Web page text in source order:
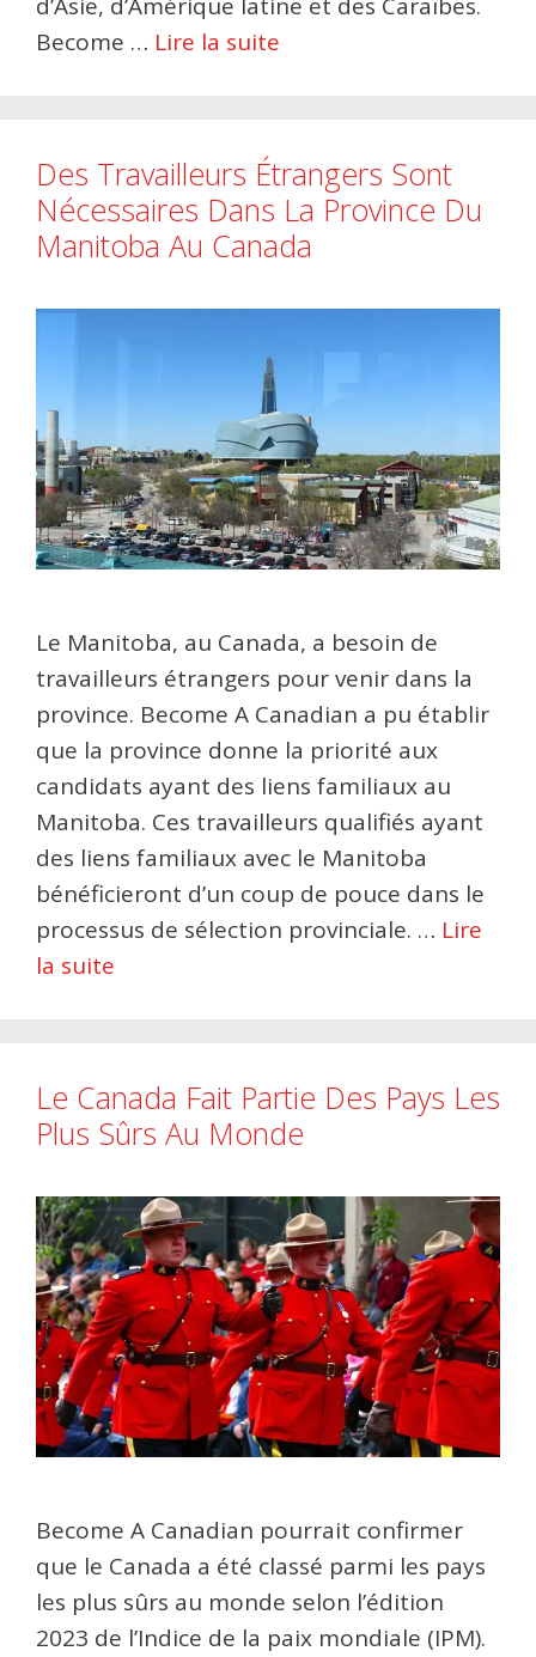
Become … Lire la suite
Des Travailleurs Étrangers Sont
Nécessaires Dans La Province Du
Manitoba Au Canada
Le Manitoba, au Canada, a besoin de
travailleurs étrangers pour venir dans la
province. Become A Canadian a pu établir
que la province donne la priorité aux
candidats ayant des liens familiaux au
Manitoba. Ces travailleurs qualifiés ayant
des liens familiaux avec le Manitoba
bénéficieront d’un coup de pouce dans le
processus de sélection provinciale. … Lire
la suite
Le Canada Fait Partie Des Pays Les
Plus Sûrs Au Monde
Become A Canadian pourrait confirmer
que le Canada a été classé parmi les pays
les plus sûrs au monde selon l’édition
2023 de l’Indice de la paix mondiale (IPM).